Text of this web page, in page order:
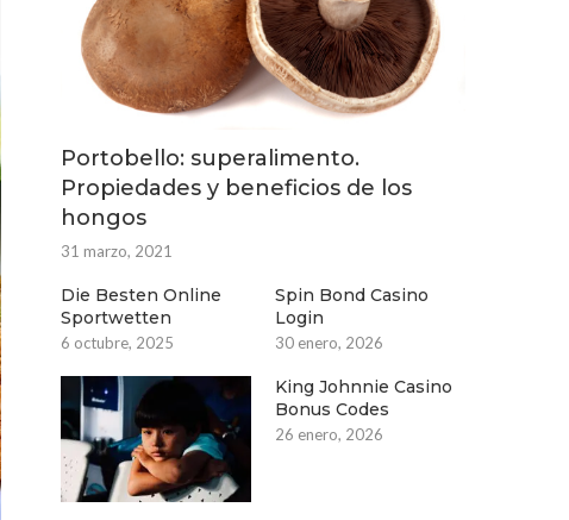
Portobello: superalimento.
Propiedades y beneficios de los
hongos
31 marzo, 2021
Die Besten Online
Sportwetten
6 octubre, 2025
Spin Bond Casino
Login
30 enero, 2026
King Johnnie Casino
Bonus Codes
26 enero, 2026